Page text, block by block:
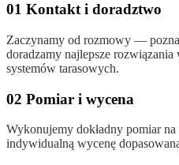
01 Kontakt i doradztwo
Zaczynamy od rozmowy —
doradzamy najlepsze
systemów tarasowych.
02 Pomiar i wycena
Wykonujemy dokładny pomiar
indywidualną wycenę